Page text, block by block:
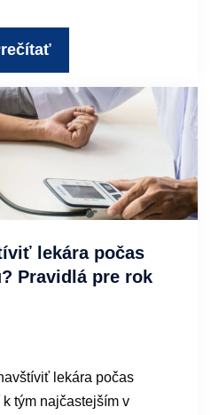
lekára počas
Pravidlá pre rok
lekára počas
tým najčastejším v